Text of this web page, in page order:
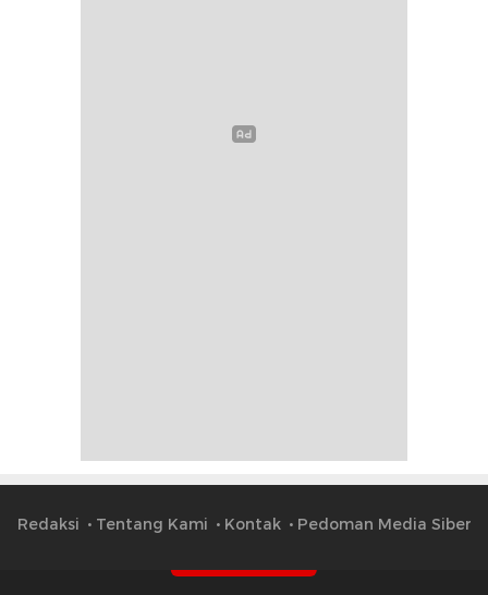
Redaksi Tentang Kami Kontak Pedoman Media Siber